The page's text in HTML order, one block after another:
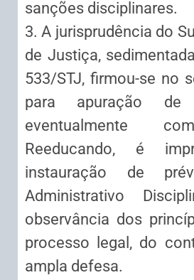
sanções disciplinares.
3. A jurisprudência do
de Justiça,
533/STJ, firmou-se no
para apuração
eventualmente
Reeducando, é
instauração de
Administrativo
observância dos
processo legal, do
ampla defesa.